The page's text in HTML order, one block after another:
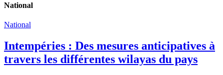
National
National
Intempéries : Des mesures anticipatives à
travers les différentes wilayas du pays